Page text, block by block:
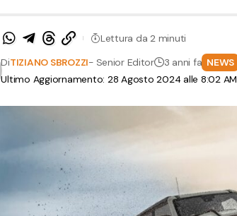
Ultimo Aggiornamento: 28 Agosto 2024 alle 8:02 AM
DiTIZIANO SBROZZI- Senior Editor 3 anni fa NEWS
Lettura da 2 minuti